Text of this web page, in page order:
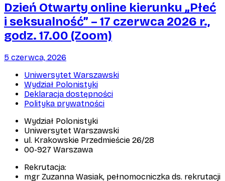
Dzień Otwarty online kierunku „Płeć
i seksualność” – 17 czerwca 2026 r.,
godz. 17.00 (Zoom)
5 czerwca, 2026
Uniwersytet Warszawski
Wydział Polonistyki
Deklaracja dostępności
Polityka prywatności
Wydział Polonistyki
Uniwersytet Warszawski
ul. Krakowskie Przedmieście 26/28
00-927 Warszawa
Rekrutacja:
mgr Zuzanna Wasiak, pełnomocniczka ds. rekrutacji